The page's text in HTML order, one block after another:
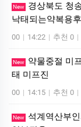
New
경상북도 청
낙태되는약복용
00 | 14:22 | 추천 0 |
New
약물중절 미
태 미­프진
00 | 14:15 | 추천 0 |
New
석계역산부